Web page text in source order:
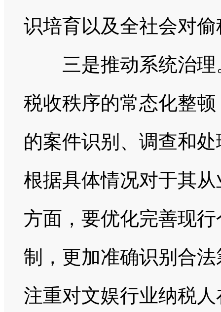
识培育以及全社会对
三是推动系统治理
税收秩序的常态化整
的案件识别、调查和
根据具体情况对于其
方面，要优化完善现
制，更加准确识别合
注重对文娱行业纳税